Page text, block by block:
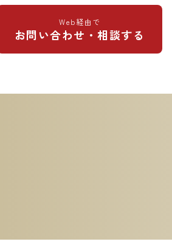
Web経由で
お問い合わせ・相談する